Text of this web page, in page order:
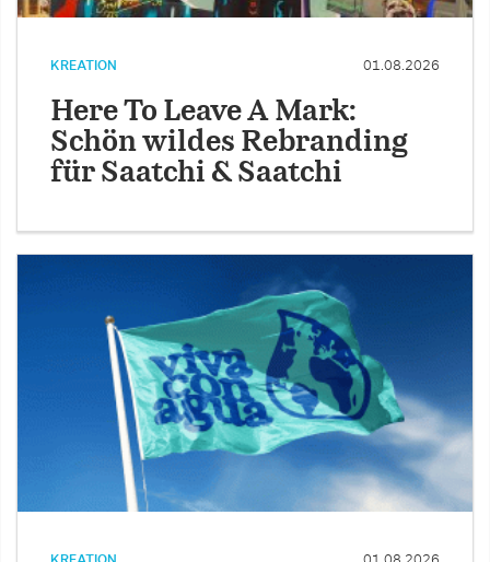
KREATION 01.08.2026
Here To Leave A Mark:
Schön wildes Rebranding
für Saatchi & Saatchi
KREATION 01.08.2026